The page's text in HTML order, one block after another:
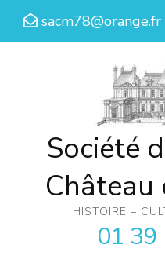
Aller
sacm78@orange.fr
Société
Château
HISTOIRE –
01 39